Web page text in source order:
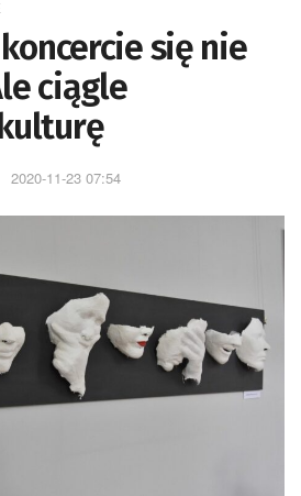
się nie
ciągle
2020-11-23 07:54